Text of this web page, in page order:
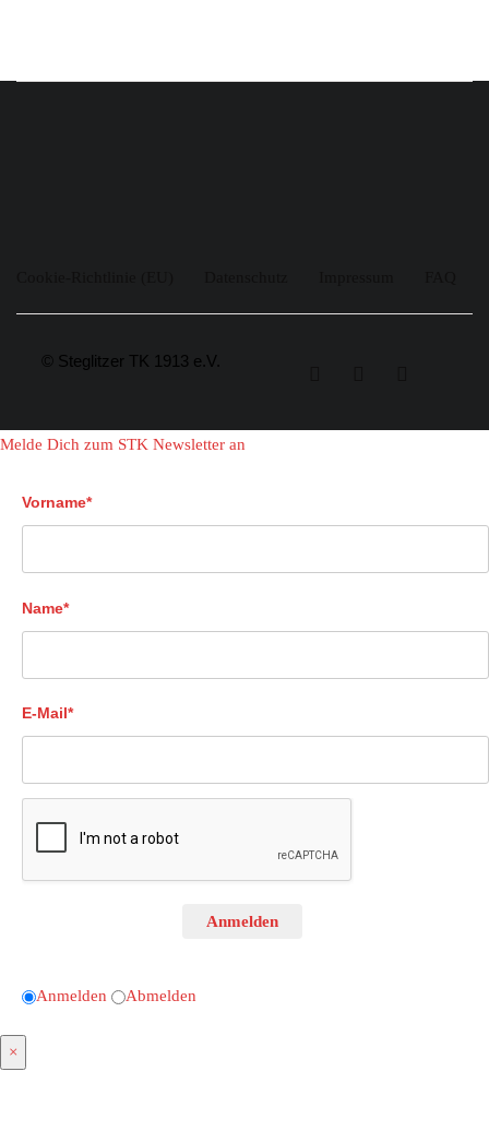
© Steglitzer TK 1913 e.V.
Melde Dich zum STK Newsletter an
Vorname*
Name*
E-Mail*
Anmelden
Anmelden Abmelden
×